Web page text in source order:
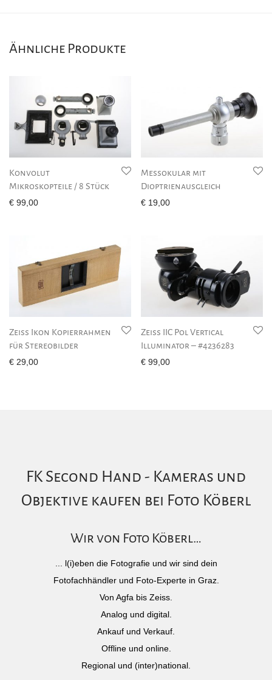
Ähnliche Produkte
Konvolut
Mikroskopteile / 8 Stück
€ 99,00
Messokular mit
Dioptrienausgleich
€ 19,00
Zeiss Ikon Kopierrahmen
für Stereobilder
€ 29,00
Zeiss IIC Pol Vertical
Illuminator – #4236283
€ 99,00
FK Second Hand - Kameras und
Objektive kaufen bei Foto Köberl
Wir von Foto Köberl…
... l(i)eben die Fotografie und wir sind dein
Fotofachhändler und Foto-Experte in Graz.
Von Agfa bis Zeiss.
Analog und digital.
Ankauf und Verkauf.
Offline und online.
Regional und (inter)national.